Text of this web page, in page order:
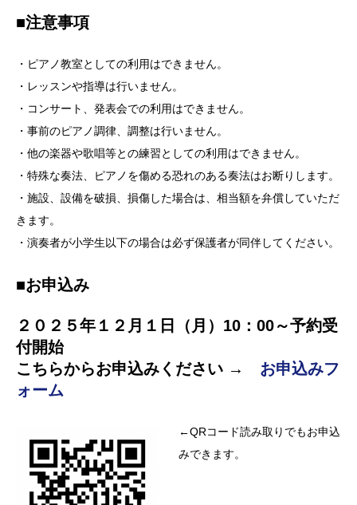
■注意事項
・ピアノ教室としての利用はできません。
・レッスンや指導は行いません。
・コンサート、発表会での利用はできません。
・事前のピアノ調律、調整は行いません。
・他の楽器や歌唱等との練習としての利用はできません。
・特殊な奏法、ピアノを傷める恐れのある奏法はお断りします。
・施設、設備を破損、損傷した場合は、相当額を弁償していただ
きます。
・演奏者が小学生以下の場合は必ず保護者が同伴してください。
■お申込み
２０２５年１２月１日（月）10：00～予約受
付開始
こちらからお申込みください → お申込みフ
ォーム
←QRコード読み取りでもお申込
みできます。